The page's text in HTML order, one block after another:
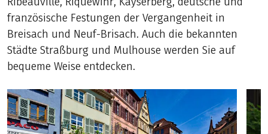
französische Festungen der Vergangenheit in
Breisach und Neuf-Brisach. Auch die bekannten
Städte Straßburg und Mulhouse werden Sie auf
bequeme Weise entdecken.